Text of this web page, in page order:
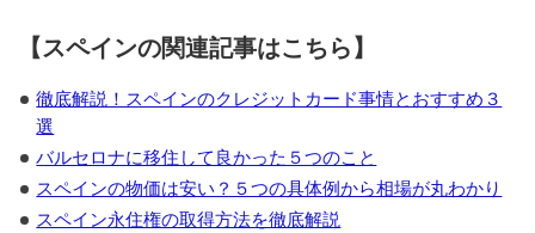
【スペインの関連記事はこちら】
徹底解説！スペインのクレジットカード事情とおすすめ３
選
バルセロナに移住して良かった５つのこと
スペインの物価は安い？５つの具体例から相場が丸わかり
スペイン永住権の取得方法を徹底解説